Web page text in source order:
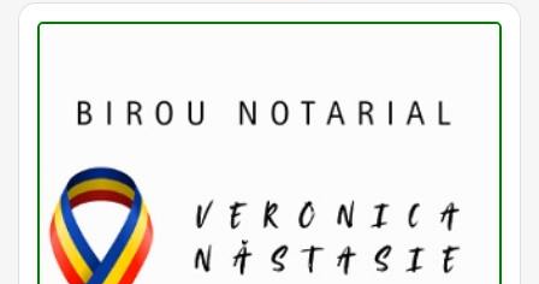
Publici Sector 2 Bucuresti • Notari Publici Sector 3 Bucuresti • Notari Publici Sector 4 Bucuresti • Notari Publici Sector 5 Bucuresti • Notari Publici Sector 6 Bucuresti